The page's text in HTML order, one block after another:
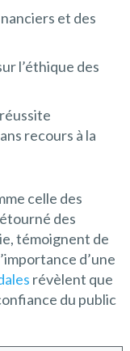
et des
l’éthique des
recours à la
celle des
des
témoignent de
d’une
révèlent que
du public